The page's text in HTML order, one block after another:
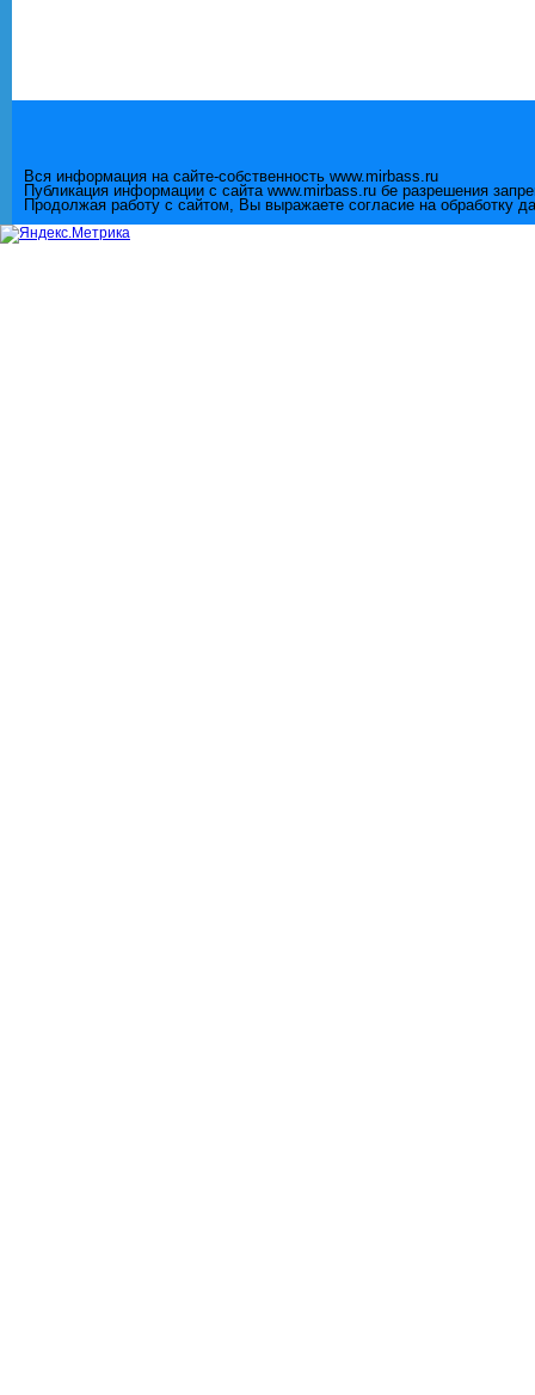
Вся информация на сайте-собственность www.mirbass.ru
Публикация информации с сайта www.mirbass.ru бе разрешения
Продолжая работу с сайтом, Вы выражаете согласие на обработку